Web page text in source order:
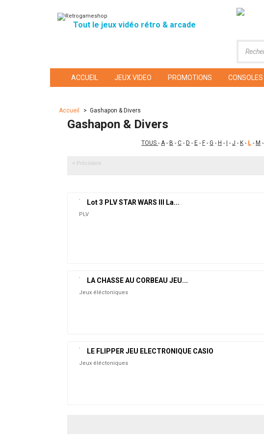
Tout le jeux vidéo rétro & arcade
ACCUEIL JEUX VIDEO PROMOTIONS CONSOLES
Accueil > Gashapon & Divers
Gashapon & Divers
TOUS - A- B - C - D - E - F - G - H - - J - K - L - M -
« Précédent
Lot 3 PLV STAR WARS III La...
PLV
LA CHASSE AU CORBEAU JEU...
Jeux éléctoniques
LE FLIPPER JEU ELECTRONIQUE CASIO
Jeux éléctoniques